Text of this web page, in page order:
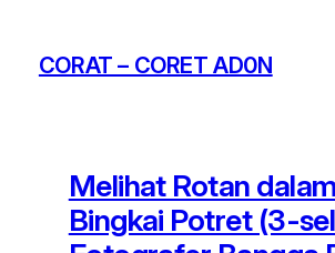
contentCORAT – CORET AD0N
Melihat Rotan dalam
Bingkai Potret (3-